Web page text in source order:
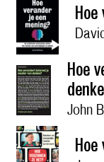
Hoe
John